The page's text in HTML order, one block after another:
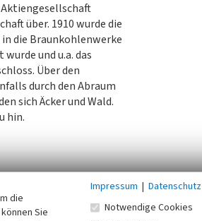
über. 1910 wurde die
die Braunkohlenwerke
und u.a. das
Über den
durch den Abraum
sich Äcker und Wald.
hin.
die
Sie
Impressum | Datenschutz
Notwendige Cookies